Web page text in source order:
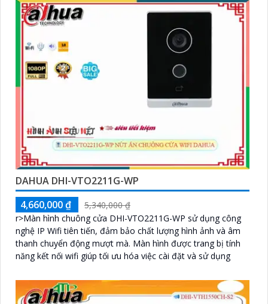
DAHUA DHI-VTO2211G-WP
4,660,000 ₫
5,340,000 ₫
r>Màn hình chuông cửa DHI-VTO2211G-WP sử dụng công
nghệ IP Wifi tiên tiến, đảm bảo chất lượng hình ảnh và âm
thanh chuyển động mượt mà. Màn hình được trang bị tính
năng kết nối wifi giúp tối ưu hóa việc cài đặt và sử dụng